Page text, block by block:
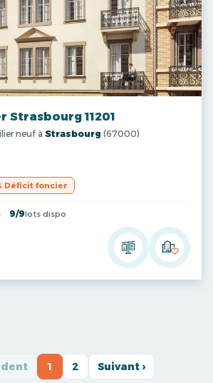
Strasbourg 11201
neuf à Strasbourg (67000)
Déficit foncier
9/9lots dispo
1 2 Suivant ›